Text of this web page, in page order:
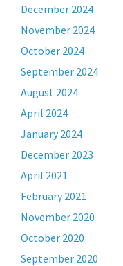
December 2024
November 2024
October 2024
September 2024
August 2024
April 2024
January 2024
December 2023
April 2021
February 2021
November 2020
October 2020
September 2020